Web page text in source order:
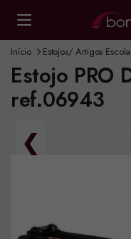
Início Estojos/ Artigos
Estojo PRO
ref.06943
❮